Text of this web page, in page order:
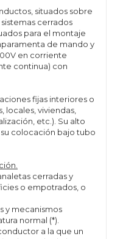
situados sobre
cerrados
para el montaje
de mando y
en corriente
continua) con
fijas interiores o
locales, viviendas,
etc.). Su alto
colocación bajo tubo
cerradas y
o empotrados, o
y mecanismos
normal (*).
a la que un